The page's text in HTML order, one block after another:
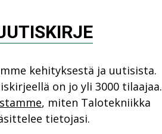
kehityksestä ja uutisista.
on jo yli 3000 tilaajaa.
, miten Talotekniikka
tietojasi.